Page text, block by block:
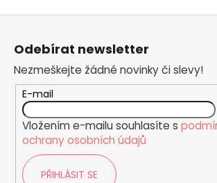
Z
Odebírat newsletter
Nezmeškejte žádné novinky či slevy!
E-mail
Vložením e-mailu souhlasíte s
ochrany osobních údajů
PŘIHLÁSIT SE